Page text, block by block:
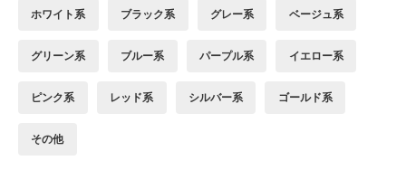
ホワイト系 ブラック系 グレー系 ベージュ系
グリーン系 ブルー系 パープル系 イエロー系
ピンク系 レッド系 シルバー系 ゴールド系
その他